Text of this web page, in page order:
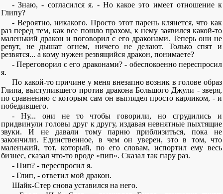
- Знаю, - согласился я. - Но какое это имеет отношение к
Глипу?
- Вероятно, никакого. Просто этот парень клянется, что как
раз перед тем, как все пошло прахом, к нему заявился какой-то
маленький дракон и поговорил с его драконами. Теперь они не
ревут, не дышат огнем, ничего не делают. Только спят и
резвятся... а кому нужен резвящийся дракон, понимаете?
- Переговорил с его драконами? - обеспокоенно переспросил
я.
По какой-то причине у меня внезапно возник в голове образ
Глипа, выступившего против дракона Большого Джули - зверя,
по сравнению с которым сам он выглядел просто карликом, - и
победившего.
- Ну... они не то чтобы говорили, но сгрудились и
придвинули головы друг к другу, издавая невнятные пыхтящие
звуки. И не давали тому парню приблизиться, пока не
закончили. Единственное, в чем он уверен, это в том, что
маленький, тот, который, по его словам, испортил ему весь
бизнес, сказал что-то вроде «пип». Сказал так пару раз.
- Пип? - переспросил я.
- Глип, - ответил мой дракон.
Шайк-Стер снова уставился на него.